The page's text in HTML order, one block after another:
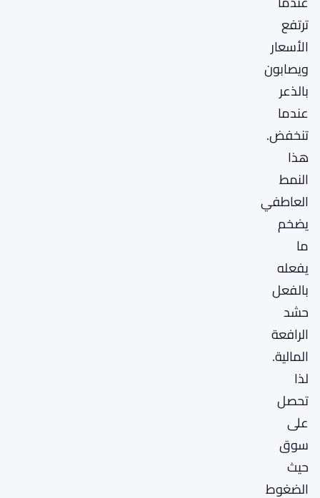
ترتفع
الأسعار
ويصابون
بالذعر
عندما
تنخفض.
هذا
النمط
العاطفي
يضخم
ما
يفعله
بالفعل
حشد
الرافعة
المالية.
لذا
تحصل
على
سوق
حيث
الضغوط